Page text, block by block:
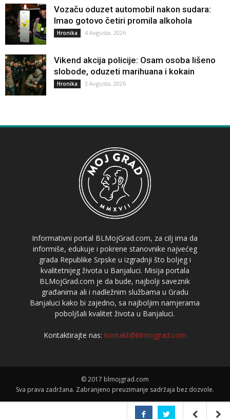
Vozaču oduzet automobil nakon sudara:
Imao gotovo četiri promila alkohola
Hronika 4 Avgusta, 2026
Vikend akcija policije: Osam osoba lišeno
slobode, oduzeti marihuana i kokain
Hronika 3 Avgusta, 2026
Informativni portal BLMojGrad.com, za cilj ima da
informiše, edukuje i pokrene stanovnike najvećeg
grada Republike Srpske u izgradnji što boljeg i
kvalitetnijeg života u Banjaluci. Misija portala
BLMojGrad.com je da bude, najbolji saveznik
građanima ali i nadležnim službama u Gradu
Banjaluci kako bi zajedno, sa najboljim namjerama
poboljšali kvalitet života u Banjaluci.
Kontaktirajte nas: kontakt@blmojgrad.com
© 2017 blmojgrad.com
Sva prava zadržana. Zabranjeno preuzimanje sadržaja bez dozvole.